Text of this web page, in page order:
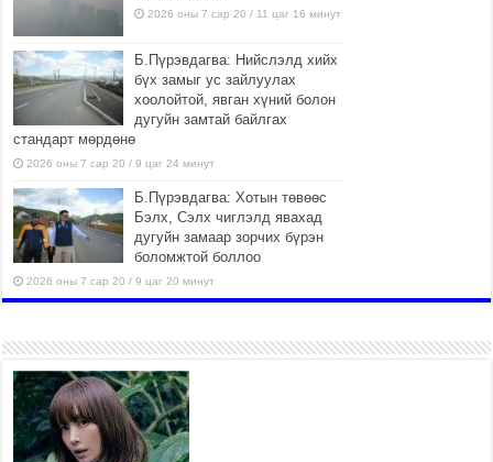
2026 оны 7 сар 20 / 11 цаг 16 минут
Б.Пүрэвдагва: Нийслэлд хийх
бүх замыг ус зайлуулах
хоолойтой, явган хүний болон
дугуйн замтай байлгах
стандарт мөрдөнө
2026 оны 7 сар 20 / 9 цаг 24 минут
Б.Пүрэвдагва: Хотын төвөөс
Бэлх, Сэлх чиглэлд явахад
дугуйн замаар зорчих бүрэн
боломжтой боллоо
2026 оны 7 сар 20 / 9 цаг 20 минут
шугам хоолойн ажил 80
хувьтай үргэлжилж байна
2026 оны 7 сар 20 / 9 цаг 14 минут
Усархаг аадар бороо орж байгаа тул аюулгүй
байдлаа хангаж, үер усны аюулаас